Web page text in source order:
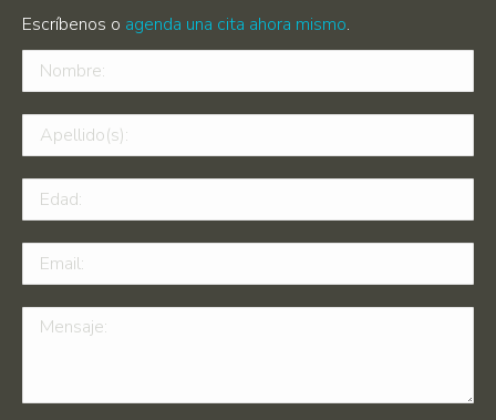
Escríbenos o agenda una cita ahora mismo.